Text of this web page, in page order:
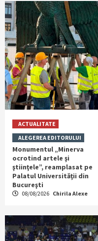
ACTUALITATE
ALEGEREA EDITORULUI
Monumentul „Minerva
ocrotind artele şi
ştiinţele”, reamplasat pe
Palatul Universităţii din
Bucureşti
08/08/2026 Chirila Alexe